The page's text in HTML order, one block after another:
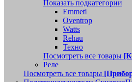
Показать подкатегории
Emmeti
Oventrop
Watts
Rehau
Техно
Посмотреть все товары
Реле
Посмотреть все товары